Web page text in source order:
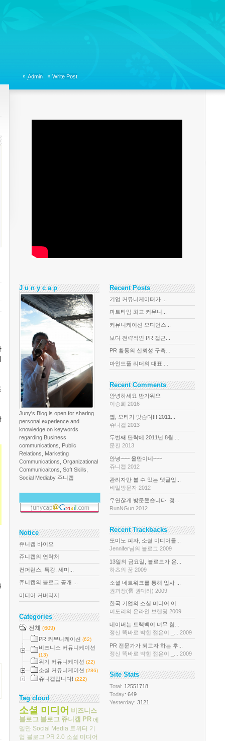
Admin Write Post
J u n y c a p
Juny's Blog is open for sharing
personal experience and
knowledge on keywords
regarding Business
communications, Public
Relations, Marketing
Communications, Organizational
Communicaitons, Soft Skills,
Social Mediaby 쥬니캡
Notice
쥬니캡 바이오
쥬니캡의 연락처
컨퍼런스, 특강, 세미...
쥬니캡의 블로그 공개 ...
미디어 커버리지
Categories
전체 (609)
PR 커뮤니케이션 (62)
비즈니스 커뮤니케이션
(13)
위기 커뮤니케이션 (22)
소셜 커뮤니케이션 (286)
쥬니캡입니다! (222)
Tag cloud
소셜 미디어 비즈니스
블로그 블로그 쥬니캡 PR 에
델만 Social Media 트위터 기
업 블로그 PR 2.0 소셜 미디어
Recent Posts
기업 커뮤니케이터가 ...
파트타임 최고 커뮤니...
커뮤니케이션 오디언스...
보다 전략적인 PR 접근...
PR 활동의 신뢰성 구축...
마인드풀 리더의 대표 ...
Recent Comments
안녕하세요 반가워요
이승희 2016
옙, 오타가 맞슴다!!! 2011...
쥬니캡 2013
두번째 단락에 2011년 8월 ...
문진 2013
안녕~~~ 올만이네~~~
쥬니캡 2012
관리자만 볼 수 있는 댓글입...
비밀방문자 2012
우연찮게 방문했습니다. 정...
RunNGun 2012
Recent Trackbacks
도미노 피자, 소셜 미디어를...
Jennifer님의 블로그 2009
13일의 금요일, 블로드가 온...
하츠의 꿈 2009
소셜 네트워크를 통해 입사 ...
권과장(舊 권대리) 2009
한국 기업의 소셜 미디어 이...
미도리의 온라인 브랜딩 2009
네이버는 트랙백이 너무 힘...
정신 똑바로 박힌 젊은이 _... 2009
PR 전문가가 되고자 하는 후...
정신 똑바로 박힌 젊은이 _... 2009
Site Stats
Total: 12551718
Today: 649
Yesterday: 3121